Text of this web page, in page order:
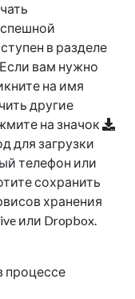
в разделе
вам нужно
на имя
другие
на значок
для загрузки
телефон или
сохранить
хранения
или Dropbox.
процессе